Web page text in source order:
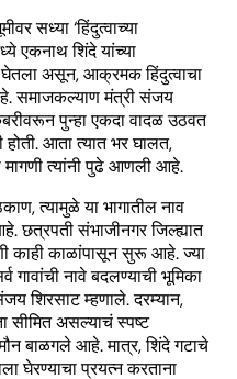
सध्या ‘हिंदुत्वाच्या
एकनाथ शिंदे यांच्या
घेतला असून, आक्रमक हिंदुत्वाचा
समाजकल्याण मंत्री संजय
पुन्हा एकदा वादळ उठवत
आता त्यात भर घालत,
मागणी त्यांनी पुढे आणली आहे.
त्यामुळे या भागातील नाव
छत्रपती संभाजीनगर जिल्ह्यात
काही काळांपासून सुरू आहे. ज्या
गावांची नावे बदलण्याची भूमिका
शिरसाट म्हणाले. दरम्यान,
सीमित असल्याचं स्पष्ट
बाळगले आहे. मात्र, शिंदे गटाचे
घेरण्याचा प्रयत्न करताना